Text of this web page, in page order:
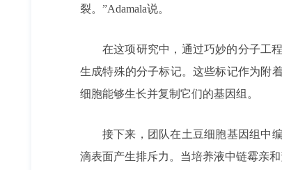
裂。”Adamala说。
在这项研究中，通过巧妙的分子工
生成特殊的分子标记。这些标记作为附
细胞能够生长并复制它们的基因组。
接下来，团队在土豆细胞基因组中
滴表面产生排斥力。当培养液中链霉亲